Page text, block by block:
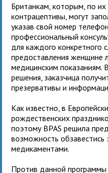
Британкам, которым, по
контрацептивы, могут
указав свой номер
профессиональный
для каждого конкретного
предоставления женщине
медицинским показаниям.
решения, заказчица
презервативы и
Как известно, в
рождественских
поэтому BPAS решила
возможность обзавестись
медикаментами.
Против данной программы